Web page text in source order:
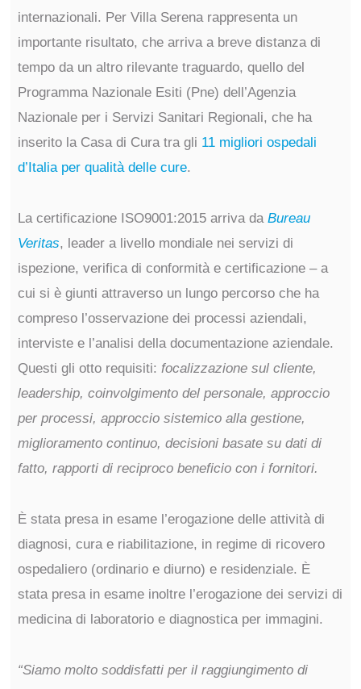
internazionali. Per Villa Serena rappresenta un
importante risultato, che arriva a breve distanza di
tempo da un altro rilevante traguardo, quello del
Programma Nazionale Esiti (Pne) dell’Agenzia
Nazionale per i Servizi Sanitari Regionali, che ha
inserito la Casa di Cura tra gli 11 migliori ospedali
d’Italia per qualità delle cure.
La certificazione ISO9001:2015 arriva da Bureau
Veritas, leader a livello mondiale nei servizi di
ispezione, verifica di conformità e certificazione – a
cui si è giunti attraverso un lungo percorso che ha
compreso l’osservazione dei processi aziendali,
interviste e l’analisi della documentazione aziendale.
Questi gli otto requisiti: focalizzazione sul cliente,
leadership, coinvolgimento del personale, approccio
per processi, approccio sistemico alla gestione,
miglioramento continuo, decisioni basate su dati di
fatto, rapporti di reciproco beneficio con i fornitori.
È stata presa in esame l’erogazione delle attività di
diagnosi, cura e riabilitazione, in regime di ricovero
ospedaliero (ordinario e diurno) e residenziale. È
stata presa in esame inoltre l’erogazione dei servizi di
medicina di laboratorio e diagnostica per immagini.
“Siamo molto soddisfatti per il raggiungimento di